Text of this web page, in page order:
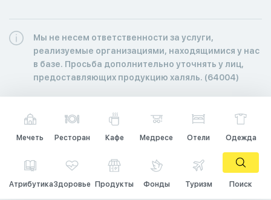
Мы не несем ответственности за услуги,
реализуемые организациями, находящимися у нас
в базе. Просьба дополнительно уточнять у лиц,
предоставляющих продукцию халяль. (64004)
Мечеть Ресторан Кафе Медресе Отели Одежда
АтрибутикаЗдоровье Продукты Фонды Туризм Поиск